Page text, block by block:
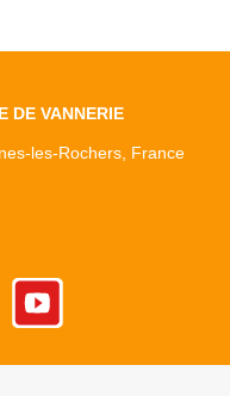
DE VANNERIE
les-Rochers, France
Youtube